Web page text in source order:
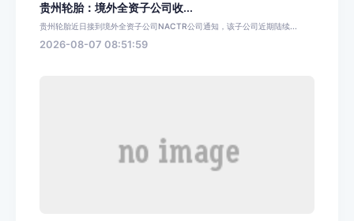
贵州轮胎：境外全资子公司收...
贵州轮胎近日接到境外全资子公司NACTR公司通知，该子公司近期陆续...
2026-08-07 08:51:59